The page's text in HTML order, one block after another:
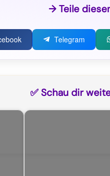
→ Teile
Telegram
✅ Schau dir